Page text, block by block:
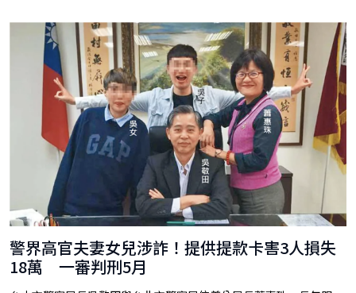
警界高官夫妻女兒涉詐！提供提款卡害3人損失
18萬 一審判刑5月